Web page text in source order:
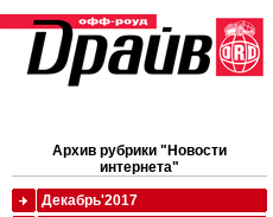
Архив рубрики "Новости
интернета"
Декабрь'2017